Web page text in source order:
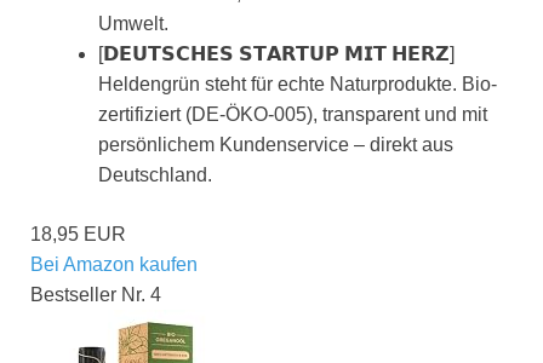
Umwelt.
[𝗗𝗘𝗨𝗧𝗦𝗖𝗛𝗘𝗦 𝗦𝗧𝗔𝗥𝗧𝗨𝗣 𝗠𝗜𝗧 𝗛𝗘𝗥𝗭]
Heldengrün steht für echte Naturprodukte. Bio-
zertifiziert (DE-ÖKO-005), transparent und mit
persönlichem Kundenservice – direkt aus
Deutschland.
18,95 EUR
Bei Amazon kaufen
Bestseller Nr. 4